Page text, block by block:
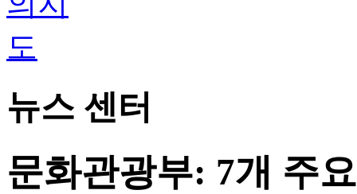
뉴스 센터
문화관광부: 7개 주